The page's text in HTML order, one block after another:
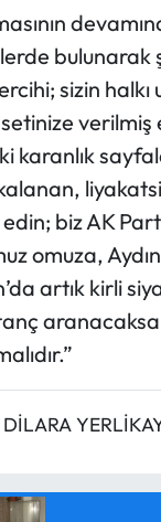
bulunarak
sizin
verilmiş
karanlık
biz AK
omuza,
artık kirli